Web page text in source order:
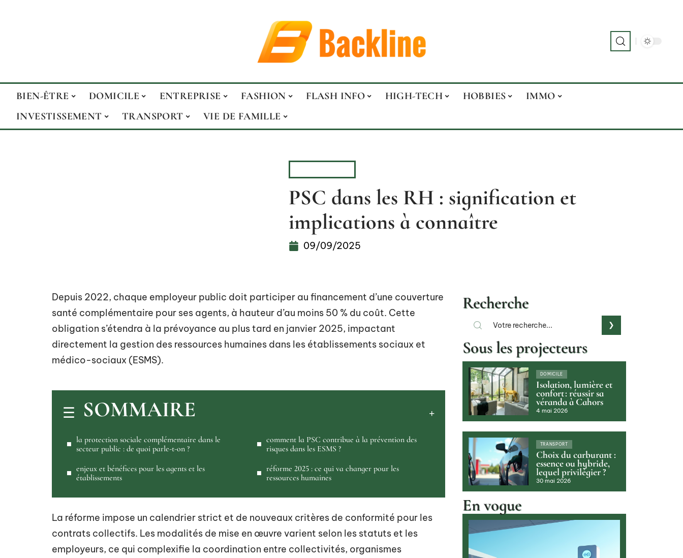
BIEN-ÊTRE DOMICILE ENTREPRISE FASHION FLASH INFO HIGH-TECH HOBBIES
IMMO
INVESTISSEMENT
TRANSPORT VIE DE FAMILLE
PSC dans les RH : signification et
implications à connaître
09/09/2025
Depuis 2022, chaque employeur public doit participer au financement d’une couverture
santé complémentaire pour ses agents, à hauteur d’au moins 50 % du coût. Cette
obligation s’étendra à la prévoyance au plus tard en janvier 2025, impactant
directement la gestion des ressources humaines dans les établissements sociaux et
médico-sociaux (ESMS).
SOMMAIRE
la protection sociale complémentaire dans le
secteur public : de quoi parle-t-on ?
enjeux et bénéfices pour les agents et les
établissements
comment la PSC contribue à la prévention des
risques dans les ESMS ?
réforme 2025 : ce qui va changer pour les
ressources humaines
La réforme impose un calendrier strict et de nouveaux critères de conformité pour les
contrats collectifs. Les modalités de mise en œuvre varient selon les statuts et les
employeurs, ce qui complexifie la coordination entre collectivités, organismes
Recherche
Sous les projecteurs
DOMICILE
Isolation, lumière et
confort : réussir sa
véranda à Cahors
4 mai 2026
TRANSPORT
Choix du carburant :
essence ou hybride,
lequel privilégier ?
30 mai 2026
En vogue